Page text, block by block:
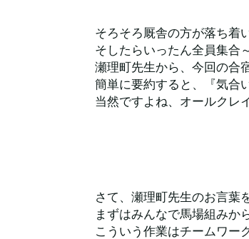
そろそろ厩舎の方が落ち着
そしたらいったん全員集合
瀬理町先生から、今回の合
簡単に要約すると、『気合
当然ですよね、オールクレ
さて、瀬理町先生のお言葉
まずはみんなで馬場組みか
こういう作業はチームワー